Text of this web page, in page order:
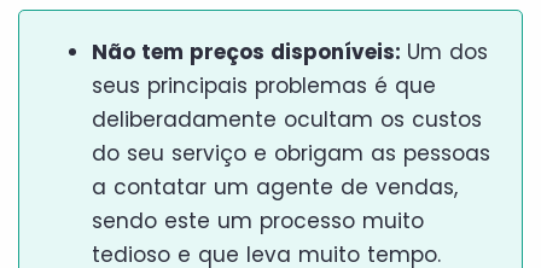
Não tem preços disponíveis: Um dos
seus principais problemas é que
deliberadamente ocultam os custos
do seu serviço e obrigam as pessoas
a contatar um agente de vendas,
sendo este um processo muito
tedioso e que leva muito tempo.